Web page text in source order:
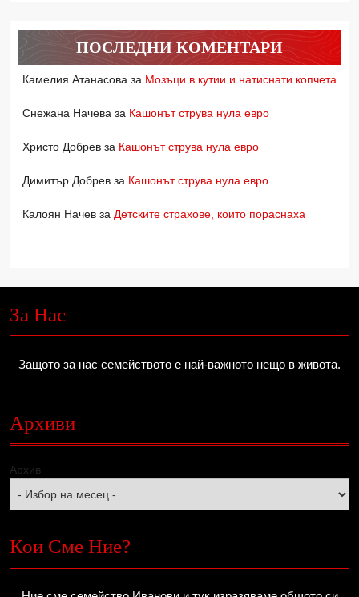
ПОСЛЕДНИ КОМЕНТАРИ
Камелия Атанасова за Мозъци в кутии и натиснати копчета
Снежана Начева за Кашонът струва нула евро
Христо Добрев за Кашонът струва нула евро
Димитър Добрев за Кашонът струва нула евро
Калоян Начев за Детските страхове, които пораснаха
За Нас
Защото за нас семейството е най-важното нещо в живота.
Архиви
Архив
Кои Сме Ние?